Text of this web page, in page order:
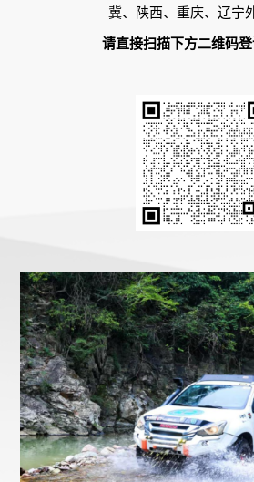
冀、陕西、重庆、辽宁
请直接扫描下方二维码登